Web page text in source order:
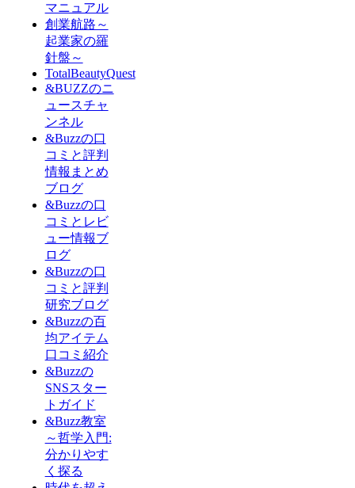
マニュアル
創業航路～
起業家の羅
針盤～
TotalBeautyQuest
&BUZZのニ
ュースチャ
ンネル
&Buzzの口
コミと評判
情報まとめ
ブログ
&Buzzの口
コミとレビ
ュー情報ブ
ログ
&Buzzの口
コミと評判
研究ブログ
&Buzzの百
均アイテム
口コミ紹介
&Buzzの
SNSスター
トガイド
&Buzz教室
～哲学入門:
分かりやす
く探る